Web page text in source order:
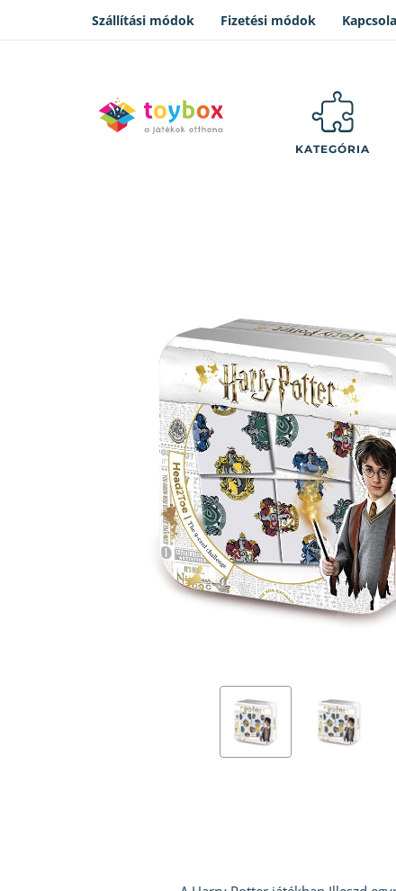
Szállítási módok Fizetési módok
KATEGÓRIA